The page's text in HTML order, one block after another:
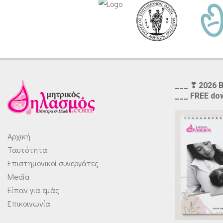
Αρχική
Ταυτότητα
Επιστημονικοί συνεργάτες
Media
Είπαν για εμάς
Επικοινωνία
___ ❣
___ FREE